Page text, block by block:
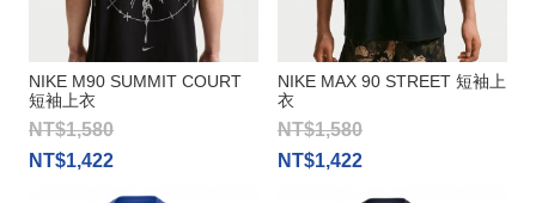
NIKE M90 SUMMIT COURT
短袖上衣
NT$1,580
NT$1,422
NIKE MAX 90 STREET 短袖上
衣
NT$1,580
NT$1,422